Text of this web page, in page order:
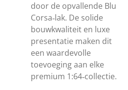
door de opvallende Blu
Corsa‑lak. De solide
bouwkwaliteit en luxe
presentatie maken dit
een waardevolle
toevoegingaan elke
premium 1:64‑collectie.